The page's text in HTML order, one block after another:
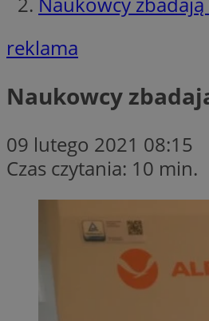
reklama
Naukowcy
09 lutego 2021 08:15
Czas czytania: 10 min.